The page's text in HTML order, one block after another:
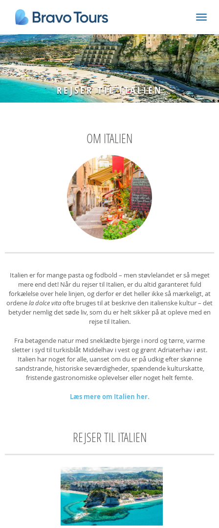
REJSER TIL ITALIEN
OM ITALIEN
Italien er for mange pasta og fodbold – men støvlelandet er så meget
mere end det! Når du rejser til Italien, er du altid garanteret fuld
forkælelse over hele linjen, og derfor er det heller ikke så mærkeligt, at
ordenela dolce vitaofte bruges til at beskrive den italienske kultur – det
betyder nemlig det søde liv, som du er helt sikker på at opleve med en
rejse til Italien.
Fra betagende natur med sneklædte bjerge i nord og tørre, varme
sletter i syd til turkisblåt Middelhav i vest og grønt Adriaterhav i øst.
Italien har noget for alle, uanset om du er på udkig efter skønne
sandstrande, historiske seværdigheder, spændende kulturskatte,
fristende gastronomiske oplevelser eller noget helt femte.
Læs mere om Italien her.
REJSER TIL ITALIEN